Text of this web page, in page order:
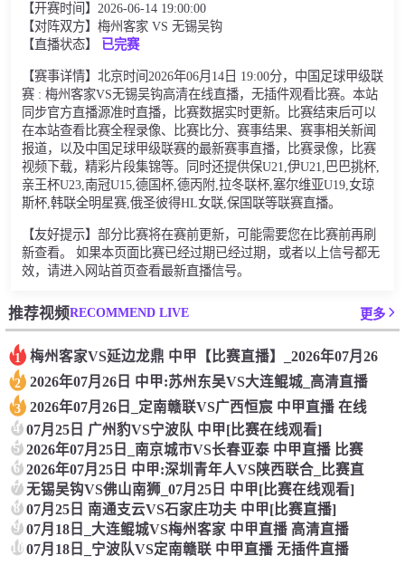
【开赛时间】2026-06-14 19:00:00
【对阵双方】梅州客家 VS 无锡吴钩
【直播状态】
已完赛
【赛事详情】北京时间2026年06月14日 19:00分，中国足球甲级联
赛 : 梅州客家VS无锡吴钩高清在线直播，无插件观看比赛。本站
同步官方直播源准时直播，比赛数据实时更新。比赛结束后可以
在本站查看比赛全程录像、比赛比分、赛事结果、赛事相关新闻
报道，以及中国足球甲级联赛的最新赛事直播，比赛录像，比赛
视频下载，精彩片段集锦等。同时还提供保U21,伊U21,巴巴挑杯,
亲王杯U23,南冠U15,德国杯,德丙附,拉冬联杯,塞尔维亚U19,女琼
斯杯,韩联全明星赛,俄圣彼得HL女联,保国联等联赛直播。
【友好提示】部分比赛将在赛前更新，可能需要您在比赛前再刷
新查看。 如果本页面比赛已经过期已经过期，或者以上信号都无
效，请进入网站首页查看最新直播信号。
推荐视频RECOMMEND LIVE 更多
1 梅州客家VS延边龙鼎 中甲【比赛直播】_2026年07月26
2 2026年07月26日 中甲:苏州东吴VS大连鲲城_高清直播
3 2026年07月26日_定南赣联VS广西恒宸 中甲直播 在线
4 07月25日 广州豹VS宁波队 中甲[比赛在线观看]
5 2026年07月25日_南京城市VS长春亚泰 中甲直播 比赛
6 2026年07月25日 中甲:深圳青年人VS陕西联合_比赛直
7 无锡吴钩VS佛山南狮_07月25日 中甲[比赛在线观看]
8 07月25日 南通支云VS石家庄功夫 中甲[比赛直播]
9 07月18日_大连鲲城VS梅州客家 中甲直播 高清直播
1007月18日_宁波队VS定南赣联 中甲直播 无插件直播